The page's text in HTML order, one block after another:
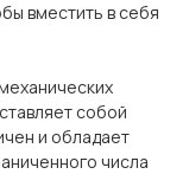
вместить в себя
собой
и обладает
числа